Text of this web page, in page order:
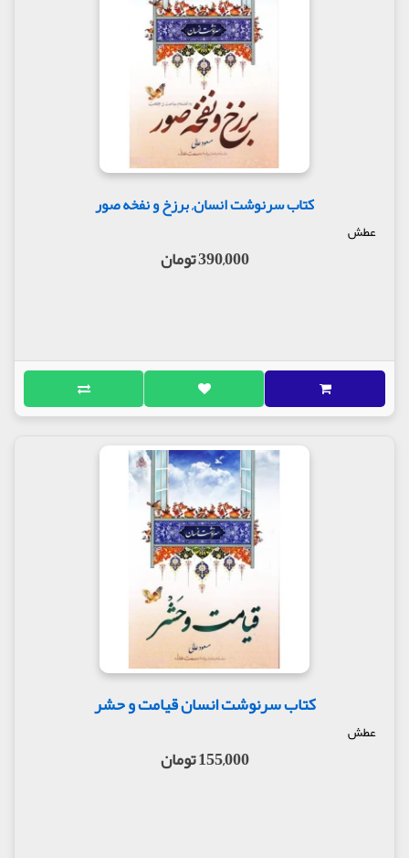
کتاب سرنوشت انسان, برزخ و نفخه صور
عطش
390,000 تومان
کتاب سرنوشت انسان قیامت و حشر
عطش
155,000 تومان